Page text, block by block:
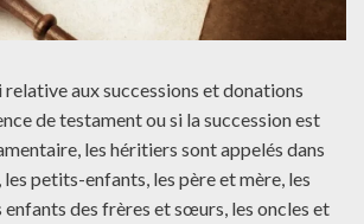
relative aux successions et donations
de testament ou si la succession est
les héritiers sont appelés dans
les petits-enfants, les père et mère, les
des frères et sœurs, les oncles et